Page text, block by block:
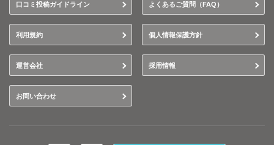
口コミ投稿ガイドライン よくあるご質問（FAQ）
利用規約 個人情報保護方針
運営会社 採用情報
お問い合わせ